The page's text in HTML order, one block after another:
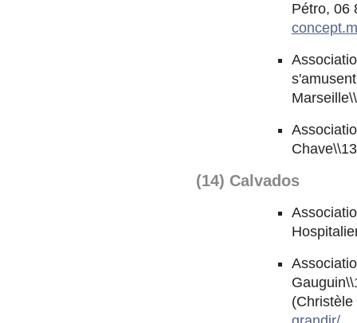
Pétro, 06
(14) Calvados